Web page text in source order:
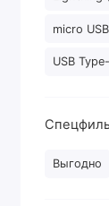
micro
USB
Выгодно